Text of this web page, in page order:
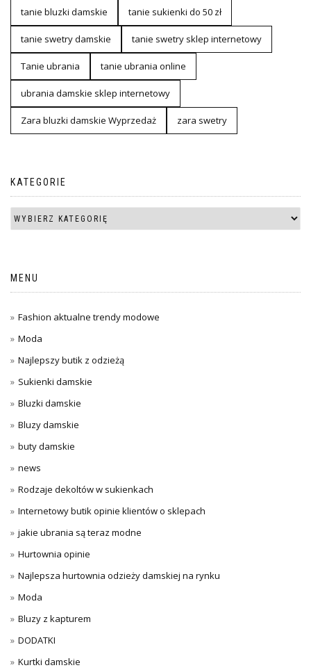
tanie bluzki damskie tanie sukienki do 50 zł
tanie swetry damskie tanie swetry sklep internetowy
Tanie ubrania tanie ubrania online
ubrania damskie sklep internetowy
Zara bluzki damskie Wyprzedaż zara swetry
KATEGORIE
MENU
Fashion aktualne trendy modowe
Moda
Najlepszy butik z odzieżą
Sukienki damskie
Bluzki damskie
Bluzy damskie
buty damskie
news
Rodzaje dekoltów w sukienkach
Internetowy butik opinie klientów o sklepach
jakie ubrania są teraz modne
Hurtownia opinie
Najlepsza hurtownia odzieży damskiej na rynku
Moda
Bluzy z kapturem
DODATKI
Kurtki damskie